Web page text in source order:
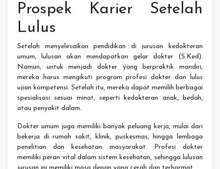
Prospek Karier Setelah
Lulus
Setelah menyelesaikan pendidikan di jurusan kedokteran
umum, lulusan akan mendapatkan gelar dokter (S.Ked).
Namun, untuk menjadi dokter yang berpraktik mandiri,
mereka harus mengikuti program profesi dokter dan lulus
ujian kompetensi. Setelah itu, mereka dapat memilih berbagai
spesialisasi sesuai minat, seperti kedokteran anak, bedah,
atau penyakit dalam.
Dokter umum juga memiliki banyak peluang kerja, mulai dari
bekerja di rumah sakit, klinik, puskesmas, hingga lembaga
penelitian dan kesehatan masyarakat. Profesi dokter
memiliki peran vital dalam sistem kesehatan, sehingga lulusan